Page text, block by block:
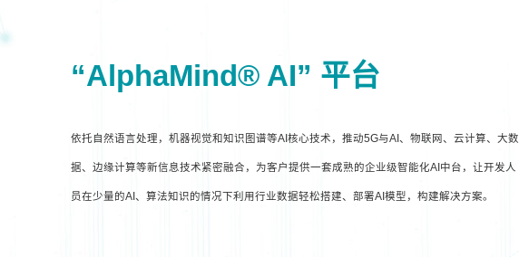
“AlphaMind® AI” 平台
依托自然语言处理，机器视觉和知识图谱等AI核心技术，推动5G与AI、物联网、云计算、大数
据、边缘计算等新信息技术紧密融合，为客户提供一套成熟的企业级智能化AI中台，让开发人
员在少量的AI、算法知识的情况下利用行业数据轻松搭建、部署AI模型，构建解决方案。